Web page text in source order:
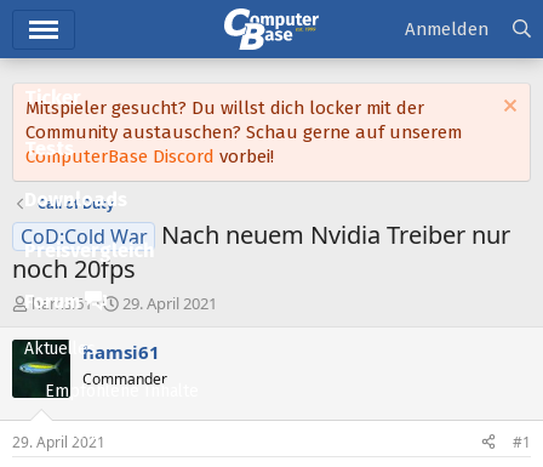
Ticker
Tests
Downloads
Preisvergleich
Forum
Aktuelles
Empfohlene Inhalte
Neue Beiträge
Anmelden
Mitspieler gesucht? Du willst dich locker mit der
Community austauschen? Schau gerne auf unserem
ComputerBase Discord vorbei!
Call of Duty
CoD:Cold War
Nach neuem Nvidia Treiber nur
noch 20fps
E
s
t
e
hamsi61
E
s
e
t
29. April 2021
hamsi61
Commander
29. April 2021 #1